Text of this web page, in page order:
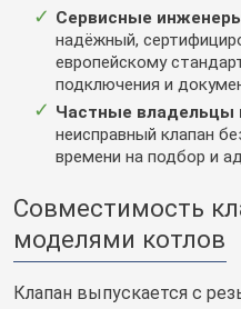
Сервисные
надёжный,
европейскому
подключения и
Частные владельцы
неисправный клапан
времени на подбор и
Совместимость
моделями котлов
Клапан выпускается с